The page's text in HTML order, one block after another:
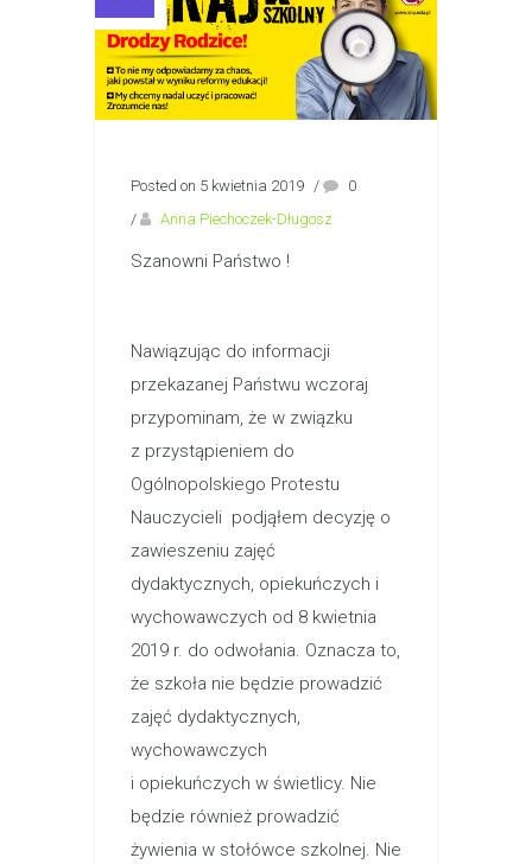
Posted on 5 kwietnia 2019 /
0
/
Anna Piechoczek-Długosz
Szanowni Państwo !
Nawiązując do informacji
przekazanej Państwu wczoraj
przypominam, że w związku
z przystąpieniem do
Ogólnopolskiego Protestu
Nauczycieli podjąłem decyzję o
zawieszeniu zajęć
dydaktycznych, opiekuńczych i
wychowawczych od 8 kwietnia
2019 r. do odwołania. Oznacza to,
że szkoła nie będzie prowadzić
zajęć dydaktycznych,
wychowawczych
i opiekuńczych w świetlicy. Nie
będzie również prowadzić
żywienia w stołówce szkolnej. Nie